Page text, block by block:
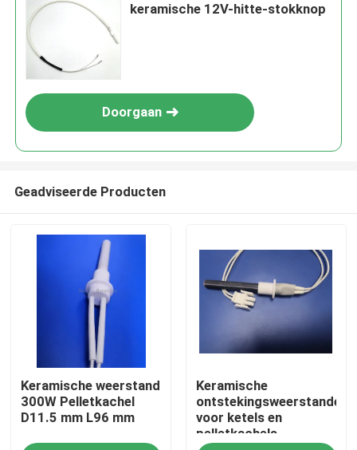
keramische 12V-hitte-stokknop
Doorgaan
Geadviseerde Producten
Keramische weerstand
300W Pelletkachel
D11.5 mm L96 mm
Keramische
ontstekingsweerstanden
voor ketels en
pelletkachels